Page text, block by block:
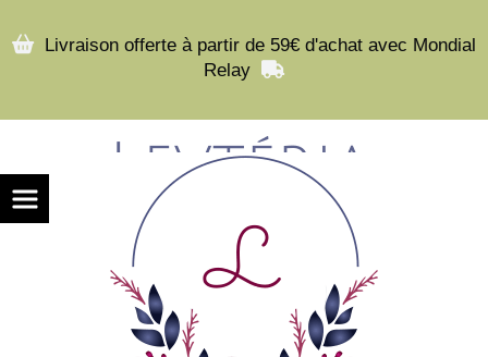
 Livraison offerte à partir de 59€ d'achat avec Mondial
Relay
